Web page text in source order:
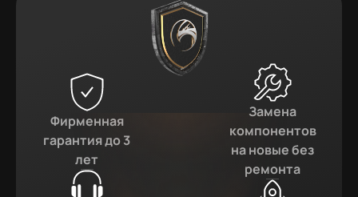
Фирменная
гарантия до 3
лет
Замена
компонентов
на новые без
ремонта